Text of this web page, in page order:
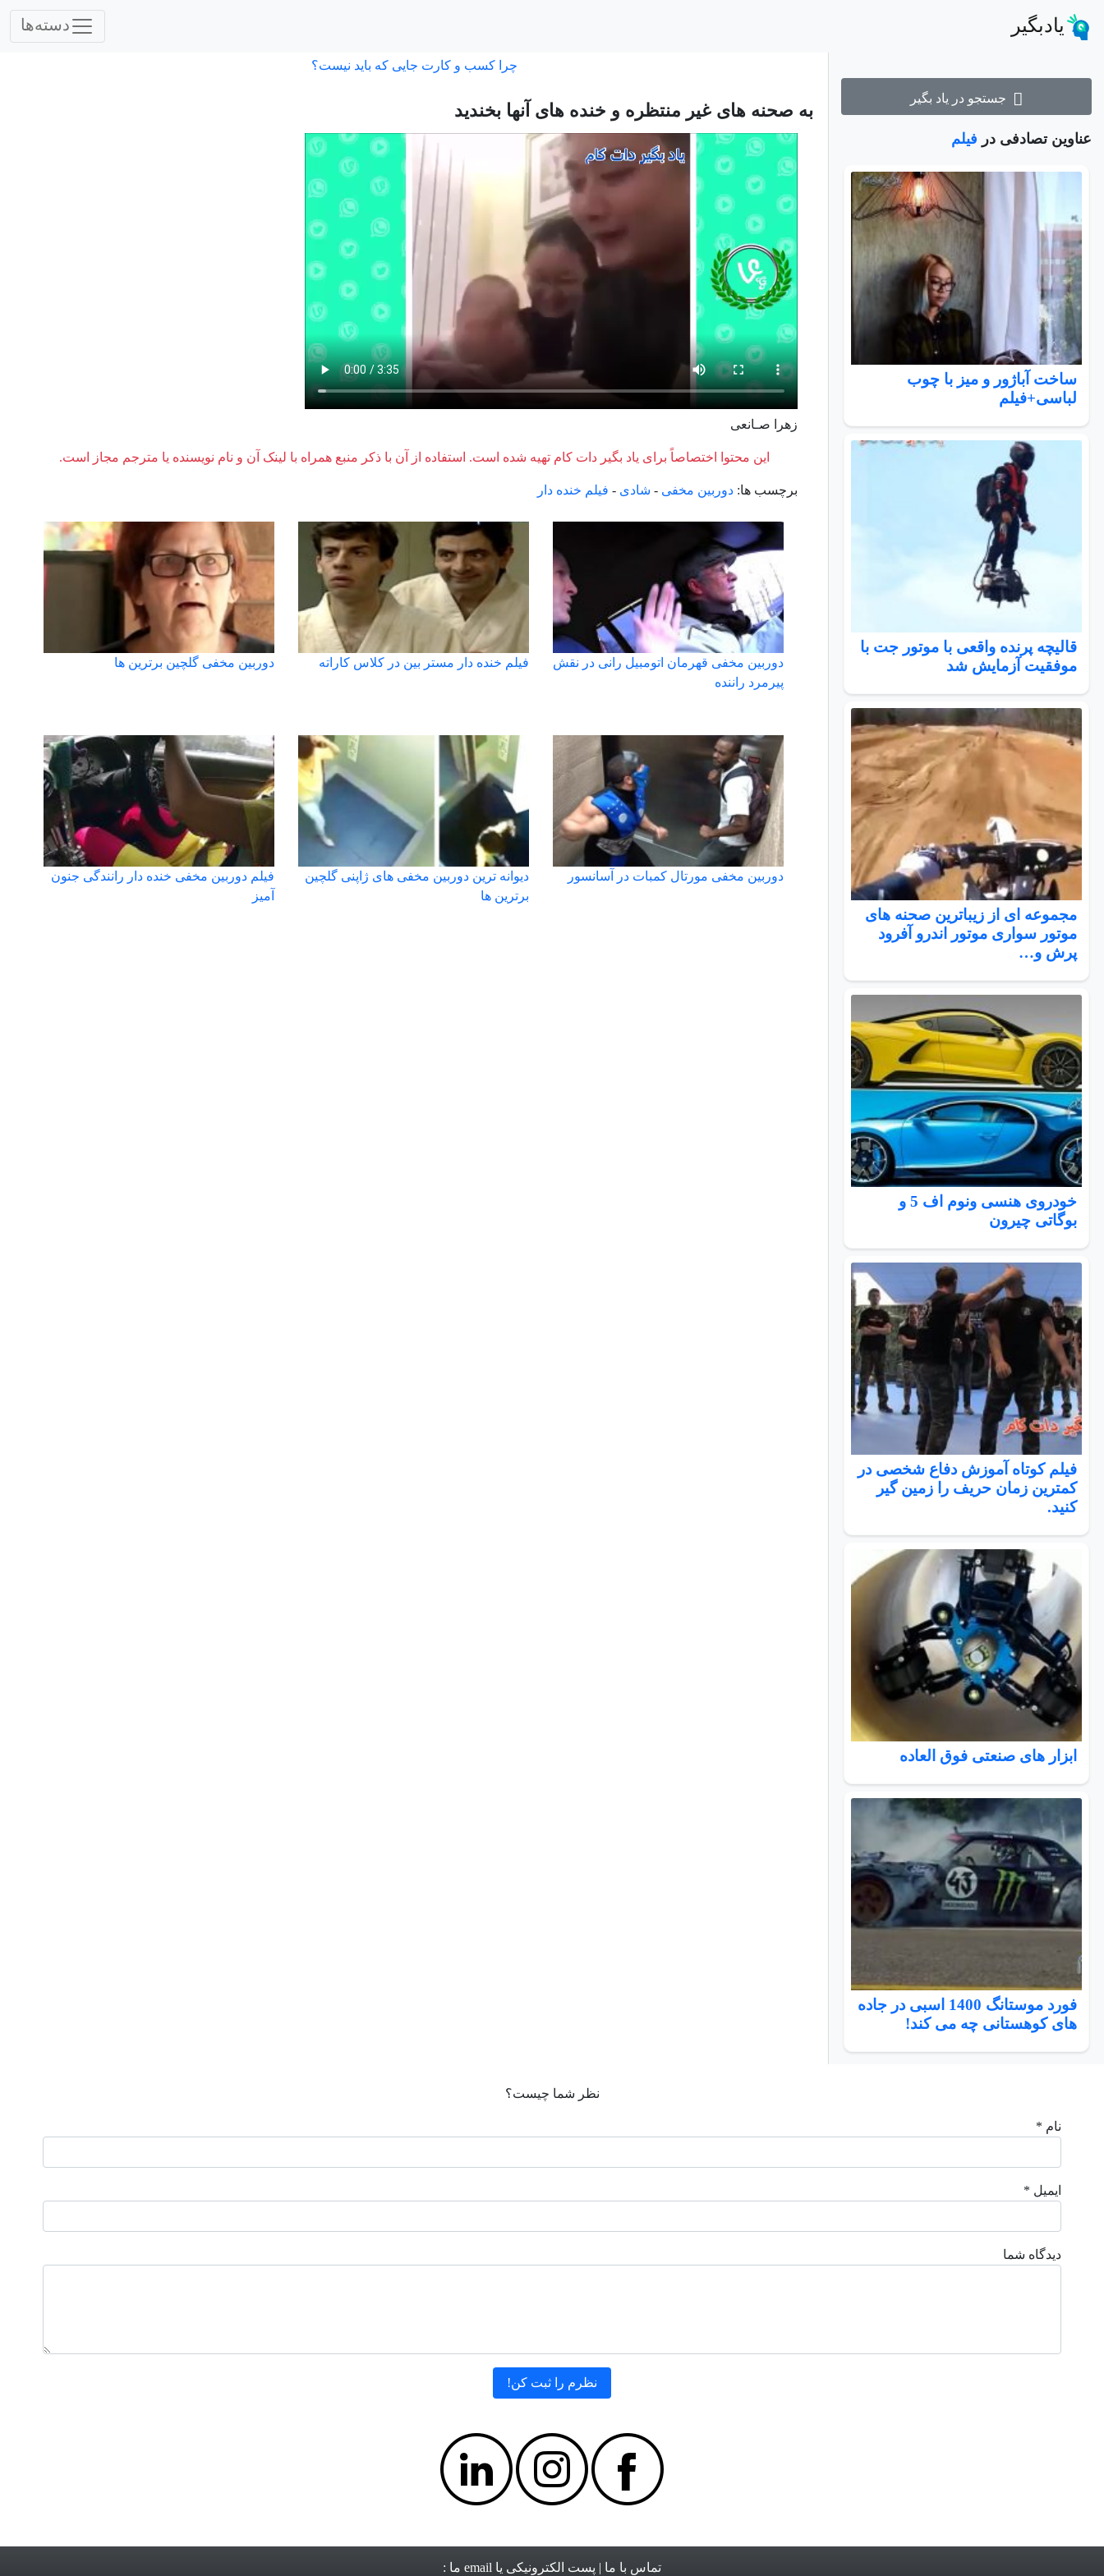
یادبگیر دسته‌ها
جستجو در یاد بگیر
عناوین تصادفی در فیلم
ساخت آباژور و میز با چوب
لباسی+فیلم
قالیچه پرنده واقعی با موتور جت با
موفقیت آزمایش شد
مجموعه ای از زیباترین صحنه های
موتور سواری موتور اندرو آفرود
پرش و…
خودروی هنسی ونوم اف 5 و
بوگاتی چیرون
فیلم کوتاه آموزش دفاع شخصی در
کمترین زمان حریف را زمین گیر
کنید.
ابزار های صنعتی فوق العاده
فورد موستانگ 1400 اسبی در جاده
های کوهستانی چه می کند!
چرا کسب و کارت جایی که باید نیست؟
به صحنه های غیر منتظره و خنده های آنها بخندید
زهرا صـانعی
این محتوا اختصاصاً برای یاد بگیر دات کام تهیه شده است. استفاده از آن با ذکر منبع همراه با لینک آن و نام نویسنده یا مترجم مجاز است.
برچسب ها: دوربین مخفی - شادی - فیلم خنده دار
دوربین مخفی قهرمان اتومبیل رانی در نقش
پیرمرد راننده
فیلم خنده دار مستر بین در کلاس کاراته دوربین مخفی گلچین برترین ها
دوربین مخفی مورتال کمبات در آسانسور
دیوانه ترین دوربین مخفی های ژاپنی گلچین
برترین ها
فیلم دوربین مخفی خنده دار رانندگی جنون
آمیز
نظر شما چیست؟
نام *
ایمیل *
دیدگاه شما
تماس با ما | پست الکترونیکی یا email ما :